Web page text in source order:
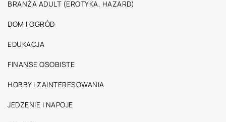
BRANŻA ADULT (EROTYKA, HAZARD)
DOM I OGRÓD
EDUKACJA
FINANSE OSOBISTE
HOBBY I ZAINTERESOWANIA
JEDZENIE I NAPOJE